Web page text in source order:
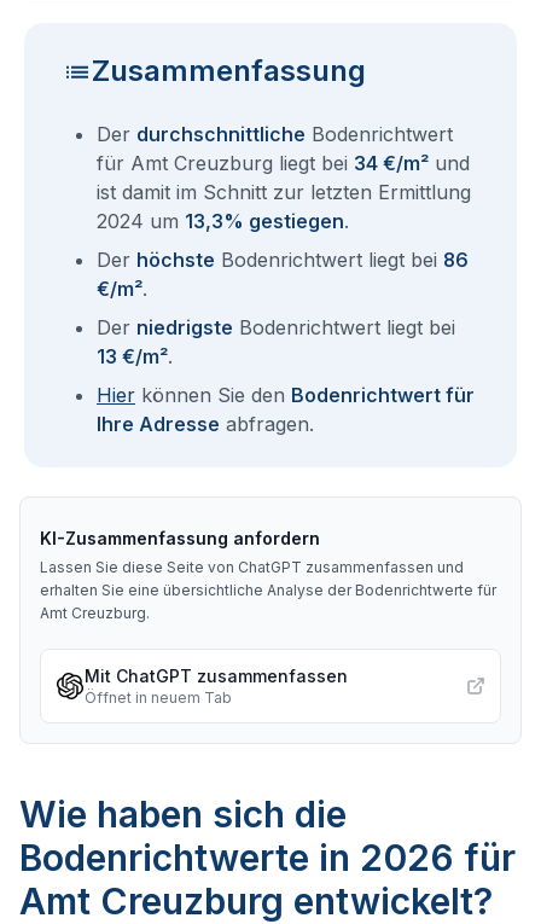
Zusammenfassung
Der durchschnittliche Bodenrichtwert
für Amt Creuzburg liegt bei 34 €/m² und
ist damit im Schnitt zur letzten Ermittlung
2024 um 13,3% gestiegen.
Der höchste Bodenrichtwert liegt bei 86
€/m².
Der niedrigste Bodenrichtwert liegt bei
13 €/m².
Hier können Sie den Bodenrichtwert für
Ihre Adresse abfragen.
KI-Zusammenfassung anfordern
Lassen Sie diese Seite von ChatGPT zusammenfassen und
erhalten Sie eine übersichtliche Analyse der Bodenrichtwerte für
Amt Creuzburg.
Mit ChatGPT zusammenfassen
Öffnet in neuem Tab
Wie haben sich die
Bodenrichtwerte in 2026 für
Amt Creuzburg entwickelt?